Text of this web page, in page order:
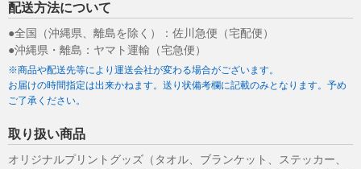
配送方法について
●全国（沖縄県、離島を除く）：佐川急便（宅配便）
●沖縄県・離島：ヤマト運輸（宅急便）
※商品や配送先等により運送会社が変わる場合がございます。
お届けの時間指定は出来かねます。送り状備考欄に記載のみとなります。予め
ご了承ください。
取り扱い商品
オリジナルプリントグッズ（タオル、ブランケット、ステッカー、